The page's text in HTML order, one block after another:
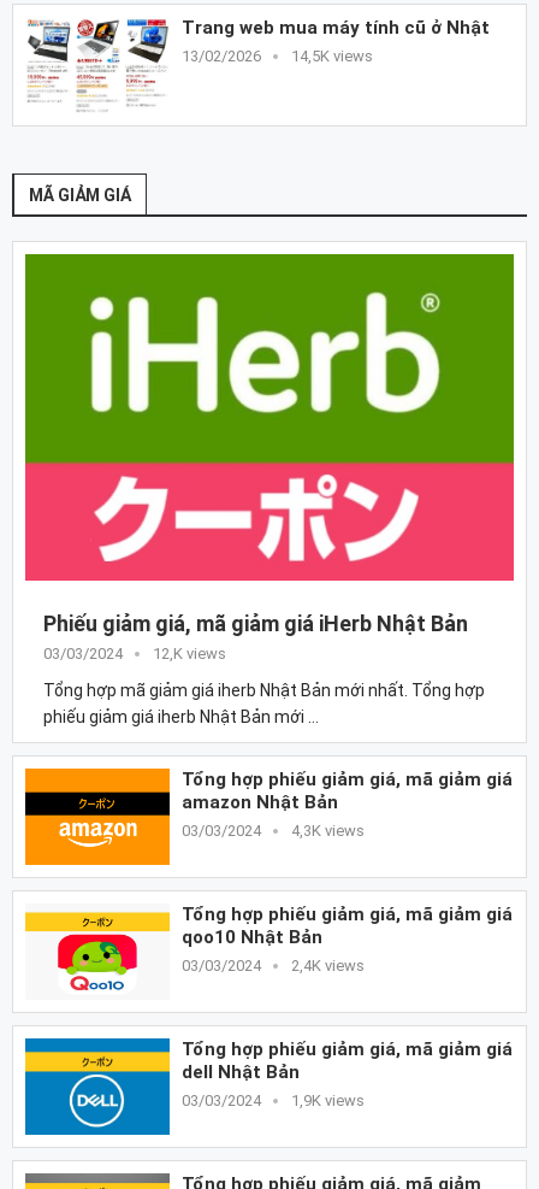
Trang web mua máy tính cũ ở Nhật
13/02/2026 14,5K views
MÃ GIẢM GIÁ
Phiếu giảm giá, mã giảm giá iHerb Nhật Bản
03/03/2024 12,K views
Tổng hợp mã giảm giá iherb Nhật Bản mới nhất. Tổng hợp
phiếu giảm giá iherb Nhật Bản mới …
Tổng hợp phiếu giảm giá, mã giảm giá
amazon Nhật Bản
03/03/2024 4,3K views
Tổng hợp phiếu giảm giá, mã giảm giá
qoo10 Nhật Bản
03/03/2024 2,4K views
Tổng hợp phiếu giảm giá, mã giảm giá
dell Nhật Bản
03/03/2024 1,9K views
Tổng hợp phiếu giảm giá, mã giảm